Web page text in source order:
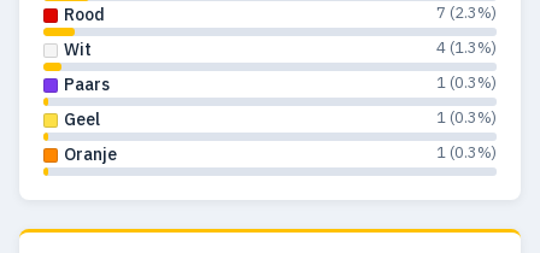
Rood 7 (2.3%)
Wit 4 (1.3%)
Paars 1 (0.3%)
Geel 1 (0.3%)
Oranje 1 (0.3%)